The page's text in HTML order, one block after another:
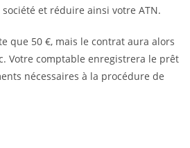
et réduire ainsi votre ATN.
que 50 €, mais le contrat aura alors
Votre comptable enregistrera le prêt
nécessaires à la procédure de